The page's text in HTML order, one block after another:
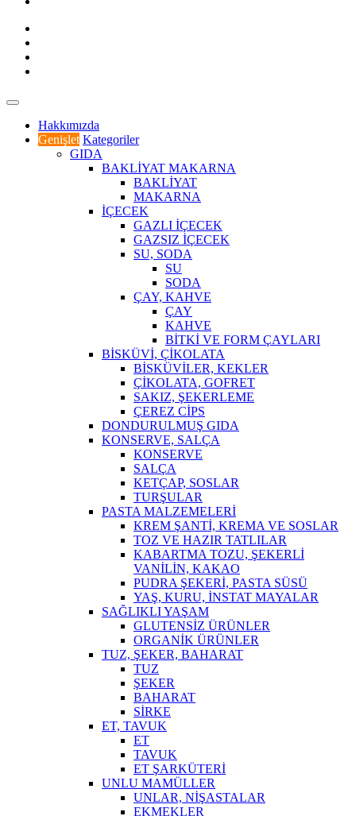
Hakkımızda
Genişlet Kategoriler
GIDA
BAKLİYAT MAKARNA
BAKLİYAT
MAKARNA
İÇECEK
GAZLI İÇECEK
GAZSIZ İÇECEK
SU, SODA
SU
SODA
ÇAY, KAHVE
ÇAY
KAHVE
BİTKİ VE FORM ÇAYLARI
BİSKÜVİ, ÇİKOLATA
BİSKÜVİLER, KEKLER
ÇİKOLATA, GOFRET
SAKIZ, ŞEKERLEME
ÇEREZ CİPS
DONDURULMUŞ GIDA
KONSERVE, SALÇA
KONSERVE
SALÇA
KETÇAP, SOSLAR
TURŞULAR
PASTA MALZEMELERİ
KREM ŞANTİ, KREMA VE SOSLAR
TOZ VE HAZIR TATLILAR
KABARTMA TOZU, ŞEKERLİ
VANİLİN, KAKAO
PUDRA ŞEKERİ, PASTA SÜSÜ
YAŞ, KURU, İNSTAT MAYALAR
SAĞLIKLI YAŞAM
GLUTENSİZ ÜRÜNLER
ORGANİK ÜRÜNLER
TUZ, ŞEKER, BAHARAT
TUZ
ŞEKER
BAHARAT
SİRKE
ET, TAVUK
ET
TAVUK
ET ŞARKÜTERİ
UNLU MAMÜLLER
UNLAR, NİŞASTALAR
EKMEKLER